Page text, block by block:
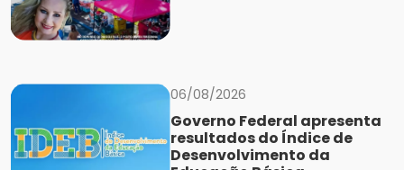
06/08/2026
Governo Federal apresenta
resultados do Índice de
Desenvolvimento da